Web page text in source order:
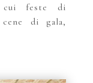
cui feste di
cene di gala,